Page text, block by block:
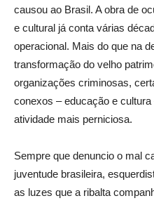
causou ao Brasil. A obra de
e cultural já conta várias
operacional. Mais do que na
transformação do velho
organizações criminosas,
conexos – educação e
atividade mais perniciosa.
Sempre que denuncio o mal
juventude brasileira,
as luzes que a ribalta